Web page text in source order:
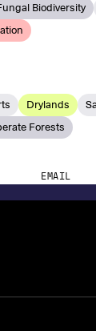
Biodiversity
Drylands
Forests
https://ut.ee/en/node/106611
EMAIL